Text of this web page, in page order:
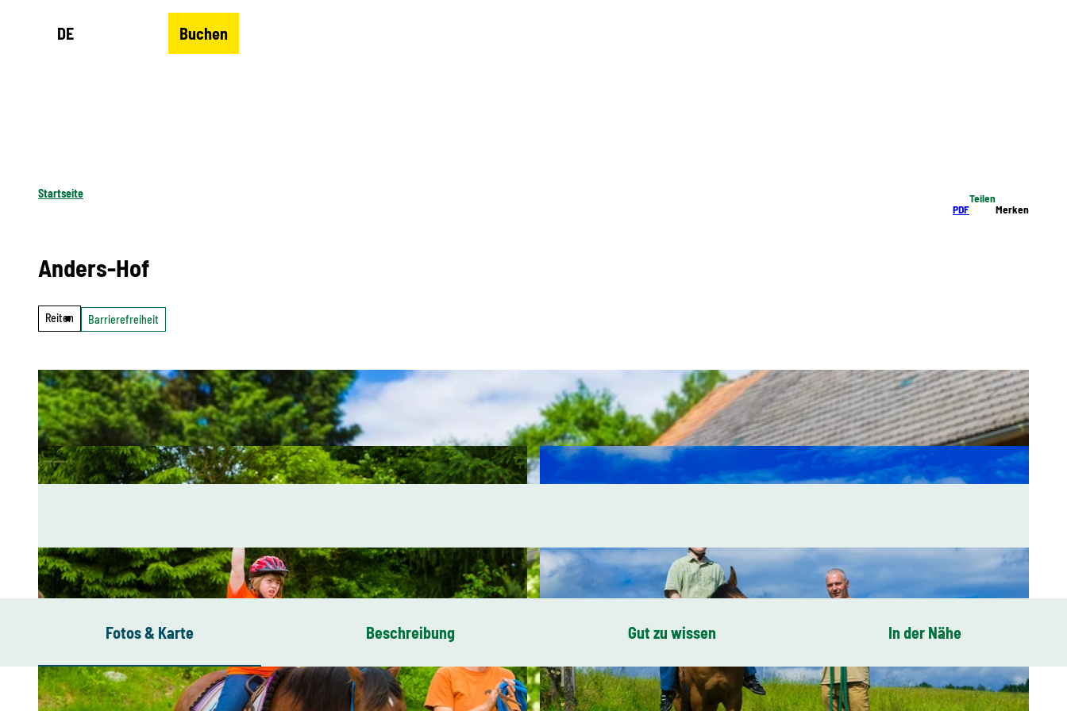
DE Buchen
Startseite
PDF
Teilen
Merken
Anders-Hof
Reiten Barrierefreiheit
Fotos & Karte Beschreibung Gut zu wissen In der Nähe